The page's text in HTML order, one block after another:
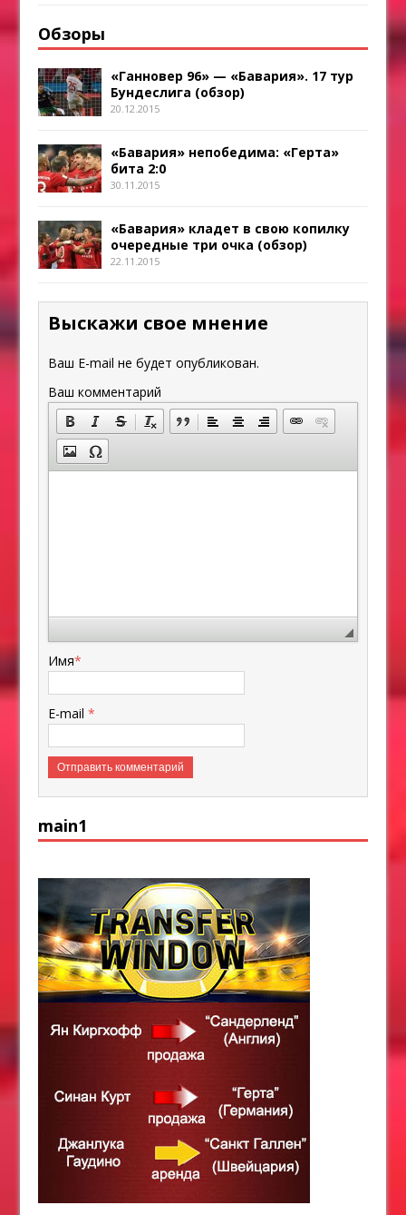
Обзоры
«Ганновер 96» — «Бавария». 17 тур
Бундеслига (обзор)
20.12.2015
«Бавария» непобедима: «Герта»
бита 2:0
30.11.2015
«Бавария» кладет в свою копилку
очередные три очка (обзор)
22.11.2015
Выскажи свое мнение
Ваш E-mail не будет опубликован.
Ваш комментарий
Имя*
E-mail*
main1